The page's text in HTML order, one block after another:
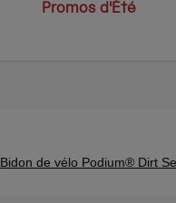
Promos d'Été
Bidon de vélo Podium® Dirt